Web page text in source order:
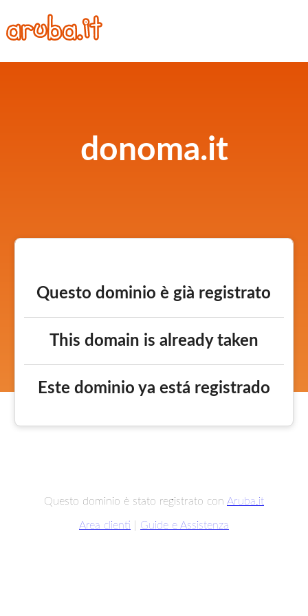
donoma.it
Questo dominio è già registrato
This domain is already taken
Este dominio ya está registrado
Questo dominio è stato registrato con Aruba.it
Area clienti Guide e Assistenza